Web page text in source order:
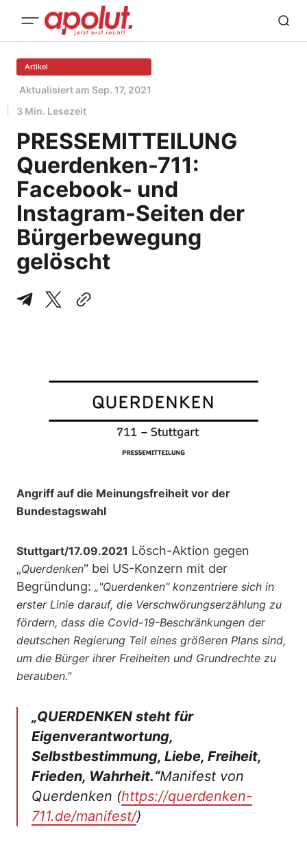
Artikel
Aktualisiert am Sep. 17, 2021
3 Min. Lesezeit
PRESSEMITTEILUNG
Querdenken-711:
Facebook- und
Instagram-Seiten der
Bürgerbewegung
gelöscht
Angriff auf die Meinungsfreiheit vor der
Bundestagswahl
Stuttgart/17.09.2021 Lösch-Aktion gegen
„Querdenken" bei US-Konzern mit der
Begründung: „"Querdenken" konzentriere sich in
erster Linie darauf, die Verschwörungserzählung zu
fördern, dass die Covid-19-Beschränkungen der
deutschen Regierung Teil eines größeren Plans sind,
um die Bürger ihrer Freiheiten und Grundrechte zu
berauben."
„QUERDENKEN steht für
Eigenverantwortung,
Selbstbestimmung, Liebe, Freiheit,
Frieden, Wahrheit.“Manifest von
Querdenken (https://querdenken-
711.de/manifest/)